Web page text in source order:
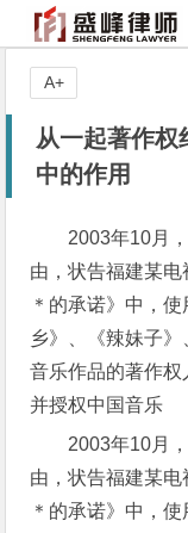
从一起著作权
中的作用
2003年10月
由，状告福建某电
＊的承诺》中，
乡》、《辣妹子
音乐作品的著作权
并授权中国音乐
2003年10月
由，状告福建某电
＊的承诺》中，
A+